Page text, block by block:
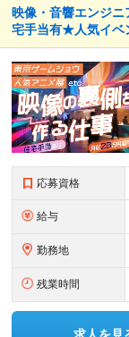
映像・音響エンジ
宅手当有★人気イベ
応募資格
給与
勤務地
残業時間